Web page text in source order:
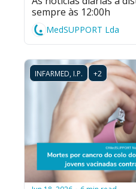
sempre às 12:00h
MedSUPPORT Lda
INFARMED, I.P. +2